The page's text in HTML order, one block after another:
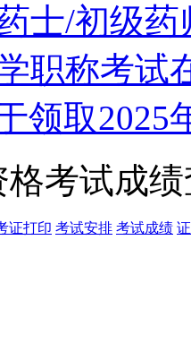
士/初级
职称考试
领取2025
格考试成
证打印 考试安排 考试成绩